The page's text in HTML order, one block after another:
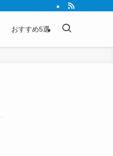
おすすめ5選